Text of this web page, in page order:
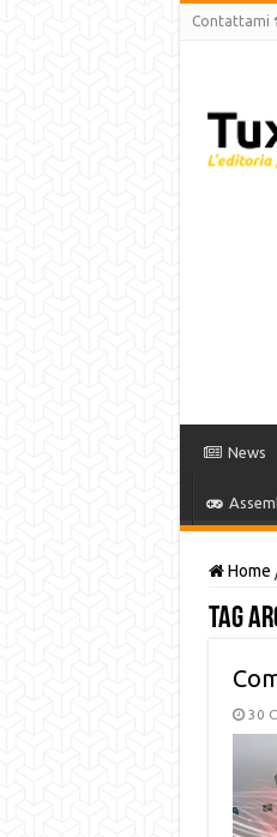
News
Home
Tag
30